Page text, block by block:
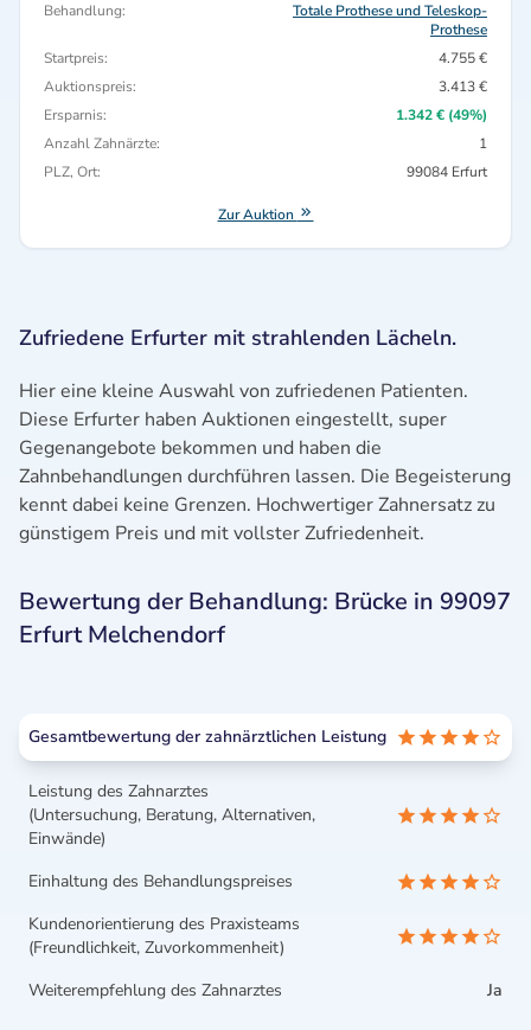
Behandlung:
Totale Prothese und Teleskop-
Prothese
Startpreis:
4.755 €
Auktionspreis:
3.413 €
Ersparnis:
1.342 € (49%)
Anzahl Zahnärzte:
1
PLZ, Ort:
99084 Erfurt
Zur Auktion
Zufriedene Erfurter mit strahlenden Lächeln.
Hier eine kleine Auswahl von zufriedenen Patienten.
Diese Erfurter haben Auktionen eingestellt, super
Gegenangebote bekommen und haben die
Zahnbehandlungen durchführen lassen. Die Begeisterung
kennt dabei keine Grenzen. Hochwertiger Zahnersatz zu
günstigem Preis und mit vollster Zufriedenheit.
Bewertung der Behandlung: Brücke in 99097
Erfurt Melchendorf
Gesamtbewertung der zahnärztlichen Leistung
Leistung des Zahnarztes
(Untersuchung, Beratung, Alternativen,
Einwände)
Einhaltung des Behandlungspreises
Kundenorientierung des Praxisteams
(Freundlichkeit, Zuvorkommenheit)
Weiterempfehlung des Zahnarztes
Ja